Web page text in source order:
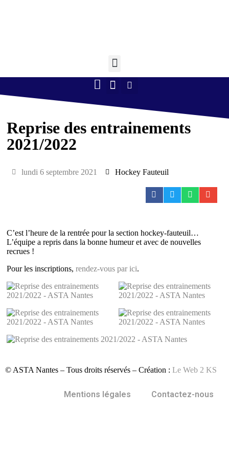
Reprise des entrainements
2021/2022
lundi 6 septembre 2021 Hockey Fauteuil
C’est l’heure de la rentrée pour la section hockey-fauteuil…
L’équipe a repris dans la bonne humeur et avec de nouvelles
recrues !
Pour les inscriptions,rendez-vous par ici.
© ASTA Nantes – Tous droits réservés – Création : Le Web 2 KS
Mentions légales Contactez-nous